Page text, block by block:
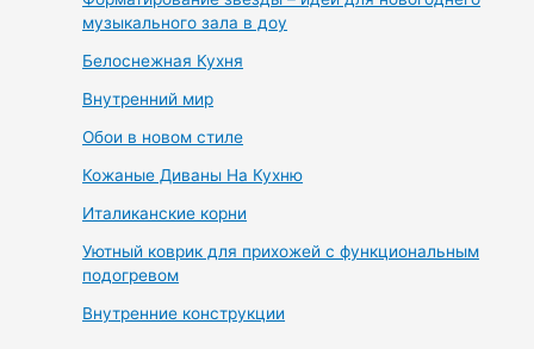
музыкального зала в доу
Белоснежная Кухня
Внутренний мир
Обои в новом стиле
Кожаные Диваны На Кухню
Италиканские корни
Уютный коврик для прихожей с функциональным
подогревом
Внутренние конструкции